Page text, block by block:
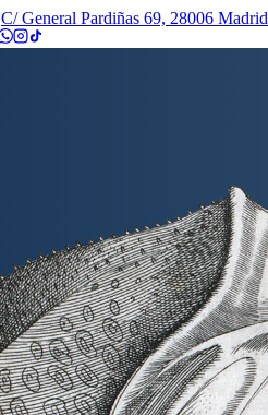
C/ General Pardiñas 69, 28006 Madrid